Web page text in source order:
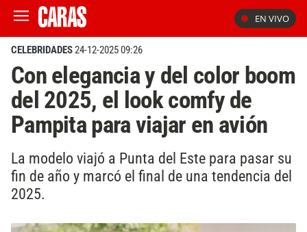
EN VIVO
CELEBRIDADES24-12-2025 09:26
Con elegancia y del color boom
del 2025, el look comfy de
Pampita para viajar en avión
La modelo viajó a Punta del Este para pasar su
fin de año y marcó el final de una tendencia del
2025.